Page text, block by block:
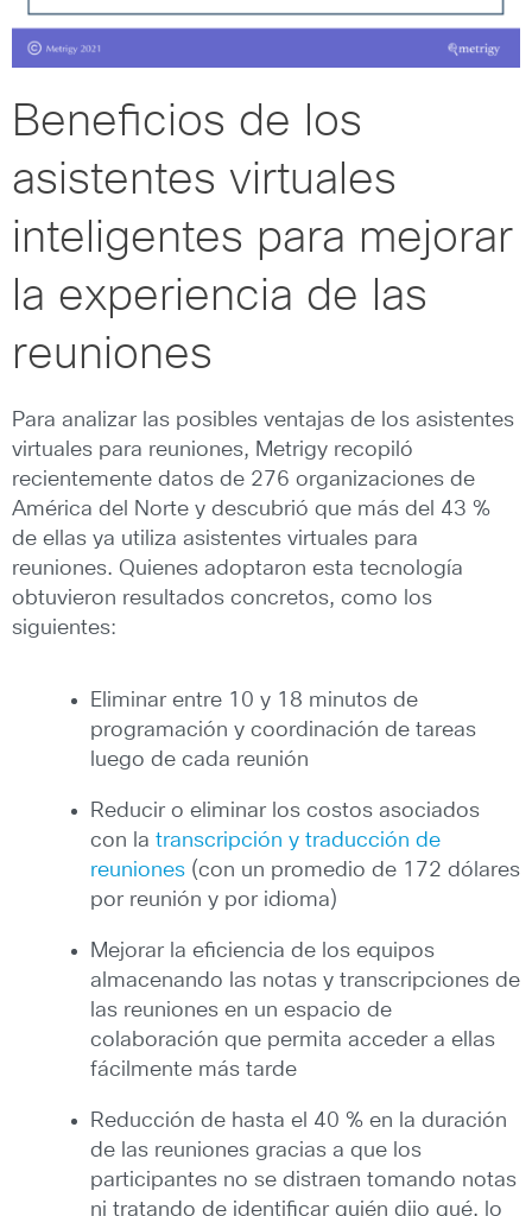
Beneficios de los
asistentes virtuales
inteligentes para mejorar
la experiencia de las
reuniones
Para analizar las posibles ventajas de los asistentes
virtuales para reuniones, Metrigy recopiló
recientemente datos de 276 organizaciones de
América del Norte y descubrió que más del 43 %
de ellas ya utiliza asistentes virtuales para
reuniones. Quienes adoptaron esta tecnología
obtuvieron resultados concretos, como los
siguientes:
Eliminar entre 10 y 18 minutos de
programación y coordinación de tareas
luego de cada reunión
Reducir o eliminar los costos asociados
con la transcripción y traducción de
reuniones (con un promedio de 172 dólares
por reunión y por idioma)
Mejorar la eficiencia de los equipos
almacenando las notas y transcripciones de
las reuniones en un espacio de
colaboración que permita acceder a ellas
fácilmente más tarde
Reducción de hasta el 40 % en la duración
de las reuniones gracias a que los
participantes no se distraen tomando notas
ni tratando de identificar quién dijo qué, lo